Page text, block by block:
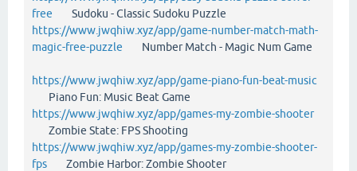
free Sudoku - Classic Sudoku Puzzle
https://www.jwqhiw.xyz/app/game-number-match-math-
magic-free-puzzle Number Match - Magic Num Game
https://www.jwqhiw.xyz/app/game-piano-fun-beat-music
Piano Fun: Music Beat Game
https://www.jwqhiw.xyz/app/games-my-zombie-shooter
Zombie State: FPS Shooting
https://www.jwqhiw.xyz/app/games-my-zombie-shooter-
fps Zombie Harbor: Zombie Shooter